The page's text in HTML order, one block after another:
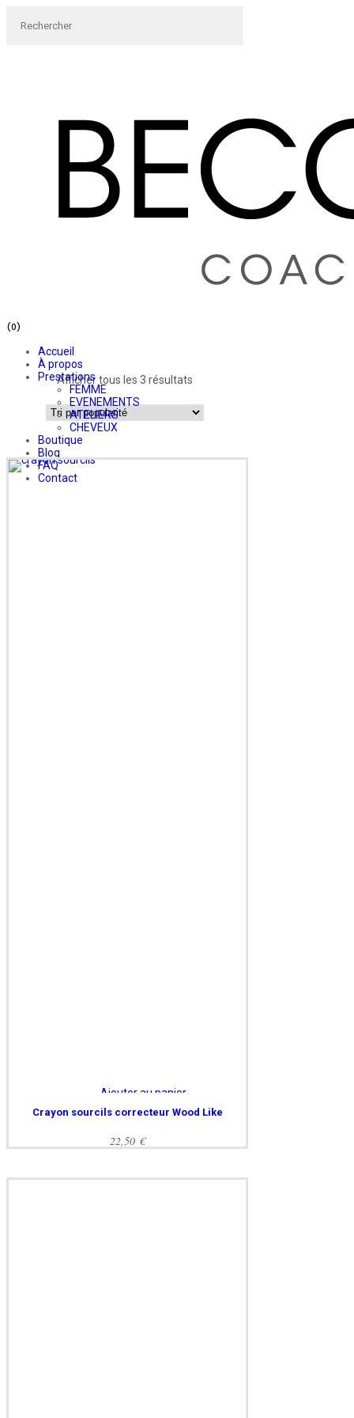
(0)
Accueil
À propos
Prestations
FEMME
EVENEMENTS
ATELIERS
CHEVEUX
Boutique
Blog
FAQ
Contact
Afficher tous les 3 résultats
Ajouter au panier
Crayon sourcils correcteur Wood Like
22,50 €